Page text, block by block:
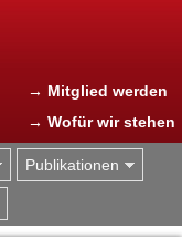
→ Mitglied werden
→ Wofür wir stehen
Publikationen